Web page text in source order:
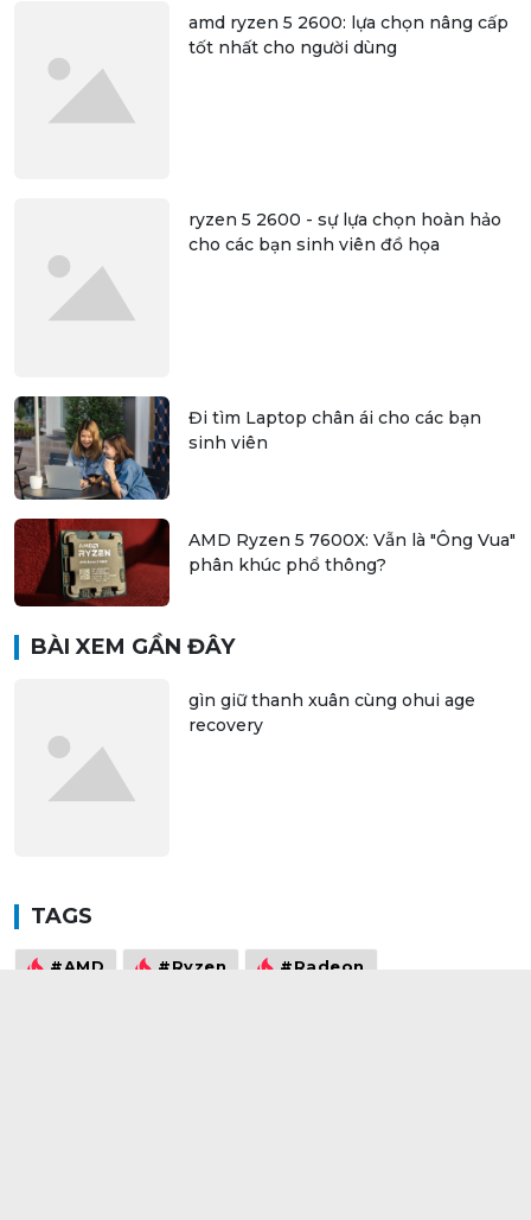
amd ryzen 5 2600: lựa chọn nâng cấp
tốt nhất cho người dùng
ryzen 5 2600 - sự lựa chọn hoàn hảo
cho các bạn sinh viên đồ họa
Đi tìm Laptop chân ái cho các bạn
sinh viên
AMD Ryzen 5 7600X: Vẫn là "Ông Vua"
phân khúc phổ thông?
BÀI XEM GẦN ĐÂY
gìn giữ thanh xuân cùng ohui age
recovery
TAGS
#AMD #Ryzen #Radeon